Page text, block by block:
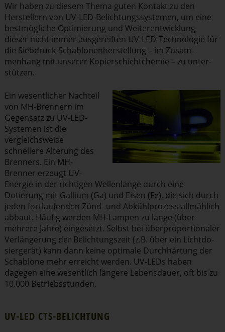
Wir haben zu diesem Thema guten Kontakt zu den
Herstellern von UV-LED-Belich­tungs­sys­temen, um eine
bestmög­liche Optimierung und Weiter­ent­wicklung
dieser nicht immer ausge­reiften UV-LED-Technologie für
die Siebdruck-Schablo­nen­her­stellung – im Zusam­
menhang mit unserer Kopier­schicht­chemie – zu unter­
stützen.
Ein wesent­licher Nachteil
von MH-Brennern im
Gegensatz zu UV-LED-
Systemen ist die
vergleichs­weise
schnellere Alterung des
Brenners. Ein MH-
Brenner erzeugt UV-
Energie in der richtigen Wellenlange durch eine
Dotierung mit Gallium (Ga) und Eisen (Fe), die sich durch
jeden fortlau­fenden Zünd- und Abkühl­prozess allmählich
abbaut. Häufig werden MH-Lampen zu lange (über
mehrere Jahre) eingesetzt. Selbst bei überpro­por­tio­naler
Verlän­gerung der Belich­tungszeit (z.B. über ein Licht­do­
sier­gerät) kann dann keine optimale Durch­härtung der
Schablone mehr erreicht werden. UV-LEDs haben
dagegen eine wesentlich längere Lebensdauer, oft bis zu
10.000 Betriebs­stunden.
UV-LED CTS-BELICHTUNG